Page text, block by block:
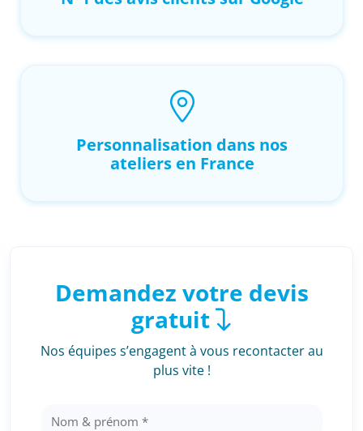
Personnalisation dans nos
ateliers en France
Demandez votre devis
gratuit
Nos équipes s’engagent à vous recontacter au
plus vite !